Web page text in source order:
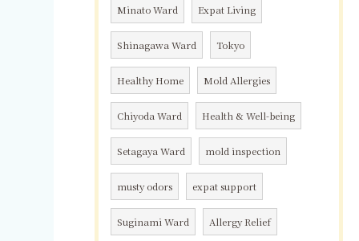
Minato Ward Expat Living
Shinagawa Ward Tokyo
Healthy Home Mold Allergies
Chiyoda Ward Health & Well-being
Setagaya Ward mold inspection
musty odors expat support
Suginami Ward Allergy Relief